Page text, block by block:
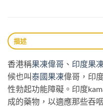
描述
香港稱果凍偉哥 、 印度果
候也叫泰國果凍偉哥，印
性勃起功能障礙。印度
成的藥物，以適應那些吞